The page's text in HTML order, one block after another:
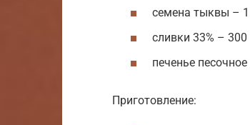
семена тыквы – 1
сливки 33% –
печенье
Приготовление: